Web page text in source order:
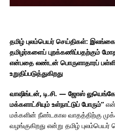
தமிழ் புலம்பெயர் செய்திகள்:
தமிழர்களைப் புறக்கணிப்பதற்கும்
என்பதை லண்டன் பொருளாதாரப் பள்ளி
உறுதிப்படுத்துகிறது
வாஷிங்டன், டி.சி. — ஜோஸ்
மக்களாட்சியும் உள்நாட்டுப் போரும்”
மக்களின் நீண்டகால வாதத்திற்கு
வழங்குகிறது என்று தமிழ்